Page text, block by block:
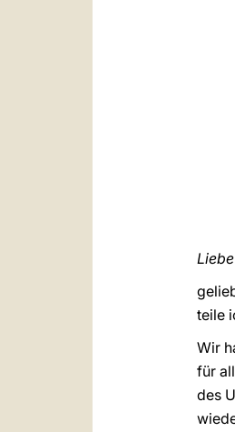
teile
Wir
für
des